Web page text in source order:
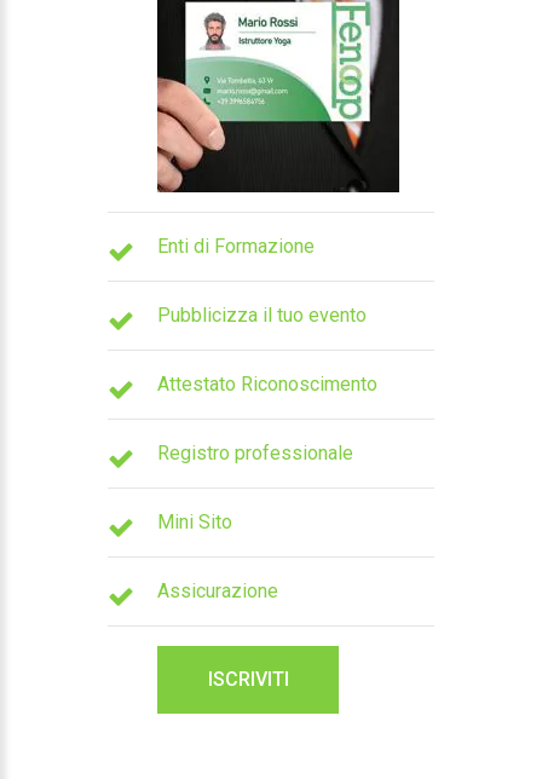
Enti di Formazione
Pubblicizza il tuo evento
Attestato Riconoscimento
Registro professionale
Mini Sito
Assicurazione
ISCRIVITI